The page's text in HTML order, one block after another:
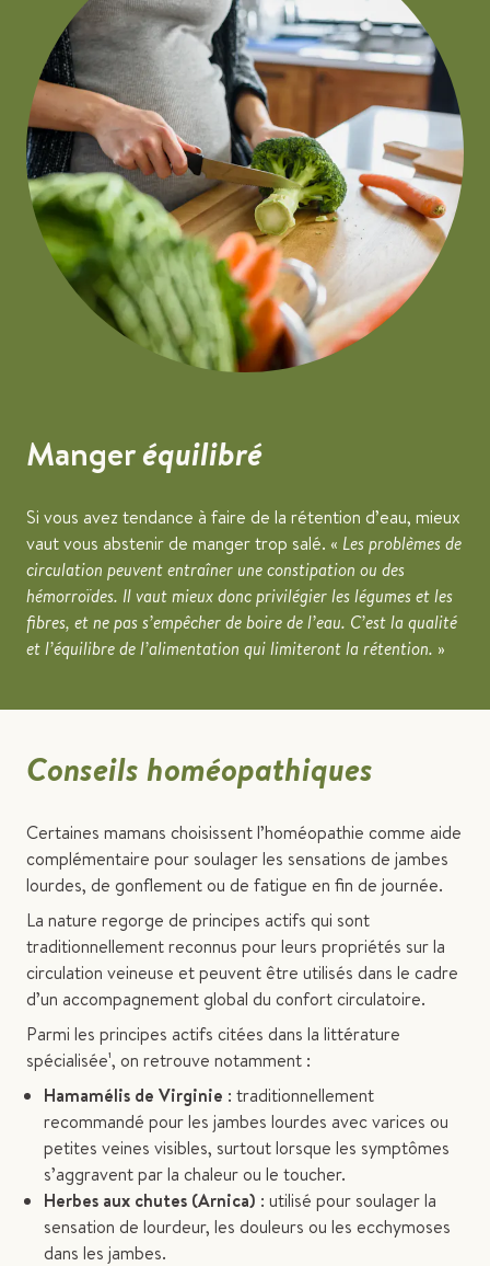
Mangeréquilibré
Si vous avez tendance à faire de la rétention d’eau, mieux
vaut vous abstenir de manger trop salé. « Les problèmes de
circulation peuvent entraîner une constipation ou des
hémorroïdes. Il vaut mieux donc privilégier les légumes et les
fibres, et ne pas s’empêcher de boire de l’eau. C’est la qualité
et l’équilibre de l’alimentation qui limiteront la rétention. »
Conseils homéopathiques
Certaines mamans choisissent l’homéopathie comme aide
complémentaire pour soulager les sensations de jambes
lourdes, de gonflement ou de fatigue en fin de journée.
La nature regorge de principes actifs qui sont
traditionnellement reconnus pour leurs propriétés sur la
circulation veineuse et peuvent être utilisés dans le cadre
d’un accompagnement global du confort circulatoire.
Parmi les principes actifs citées dans la littérature
spécialisée¹, on retrouve notamment :
Hamamélis de Virginie : traditionnellement
recommandé pour les jambes lourdes avec varices ou
petites veines visibles, surtout lorsque les symptômes
s’aggravent par la chaleur ou le toucher.
Herbes aux chutes (Arnica) : utilisé pour soulager la
sensation de lourdeur, les douleurs ou les ecchymoses
dans les jambes.